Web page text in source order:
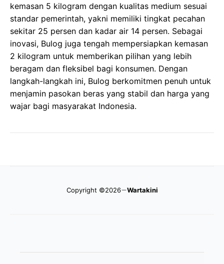
kemasan 5 kilogram dengan kualitas medium sesuai
standar pemerintah, yakni memiliki tingkat pecahan
sekitar 25 persen dan kadar air 14 persen. Sebagai
inovasi, Bulog juga tengah mempersiapkan kemasan
2 kilogram untuk memberikan pilihan yang lebih
beragam dan fleksibel bagi konsumen. Dengan
langkah-langkah ini, Bulog berkomitmen penuh untuk
menjamin pasokan beras yang stabil dan harga yang
wajar bagi masyarakat Indonesia.
Copyright ©2026 Wartakini